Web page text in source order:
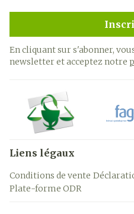
En cliquant sur s'abonner,
newsletter et acceptez notre
Liens légaux
Conditions de vente
Plate-forme ODR